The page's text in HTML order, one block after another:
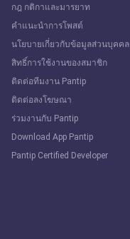
Explore
กฎ กติกาและมารยาท
คำแนะนำการโพสต์
นโยบายเกี่ยวกับข้อมูลส่วนบุคคล
สิทธิ์การใช้งานของสมาชิก
ติดต่อทีมงาน Pantip
ติดต่อลงโฆษณา
ร่วมงานกับ Pantip
Download App Pantip
Pantip Certified Developer